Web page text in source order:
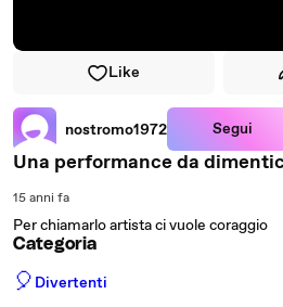
Like
nostromo1972 Segui
Una performance da
15 anni fa
Per chiamarlo artista ci vuole coraggio
Categoria
🎈 Divertenti